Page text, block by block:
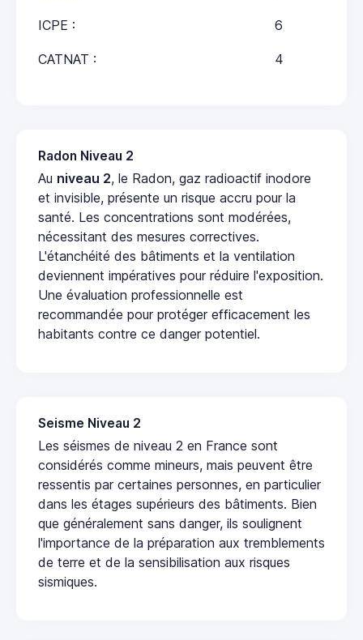
ICPE : 6
CATNAT : 4
Radon Niveau 2
Au niveau 2, le Radon, gaz radioactif inodore
et invisible, présente un risque accru pour la
santé. Les concentrations sont modérées,
nécessitant des mesures correctives.
L'étanchéité des bâtiments et la ventilation
deviennent impératives pour réduire l'exposition.
Une évaluation professionnelle est
recommandée pour protéger efficacement les
habitants contre ce danger potentiel.
Seisme Niveau 2
Les séismes de niveau 2 en France sont
considérés comme mineurs, mais peuvent être
ressentis par certaines personnes, en particulier
dans les étages supérieurs des bâtiments. Bien
que généralement sans danger, ils soulignent
l'importance de la préparation aux tremblements
de terre et de la sensibilisation aux risques
sismiques.